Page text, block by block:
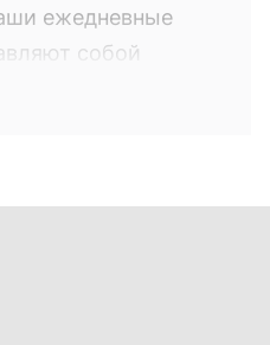
ежедневные
собой
покрытиях. Это
вами по
находящейся в